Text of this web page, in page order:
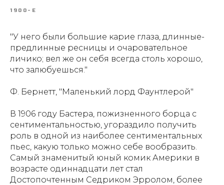
1900-Е
"У него были большие карие глаза, длинные-
предлинные ресницы и очаровательное
личико; вел же он себя всегда столь хорошо,
что залюбуешься."
Ф. Бернетт, "Маленький лорд Фаунтлерой"
В 1906 году Бастера, пожизненного борца с
сентиментальностью, угораздило получить
роль в одной из наиболее сентиментальных
пьес, какую только можно себе вообразить.
Самый знаменитый юный комик Америки в
возрасте одиннадцати лет стал
Достопочтенным Седриком Эрролом, более